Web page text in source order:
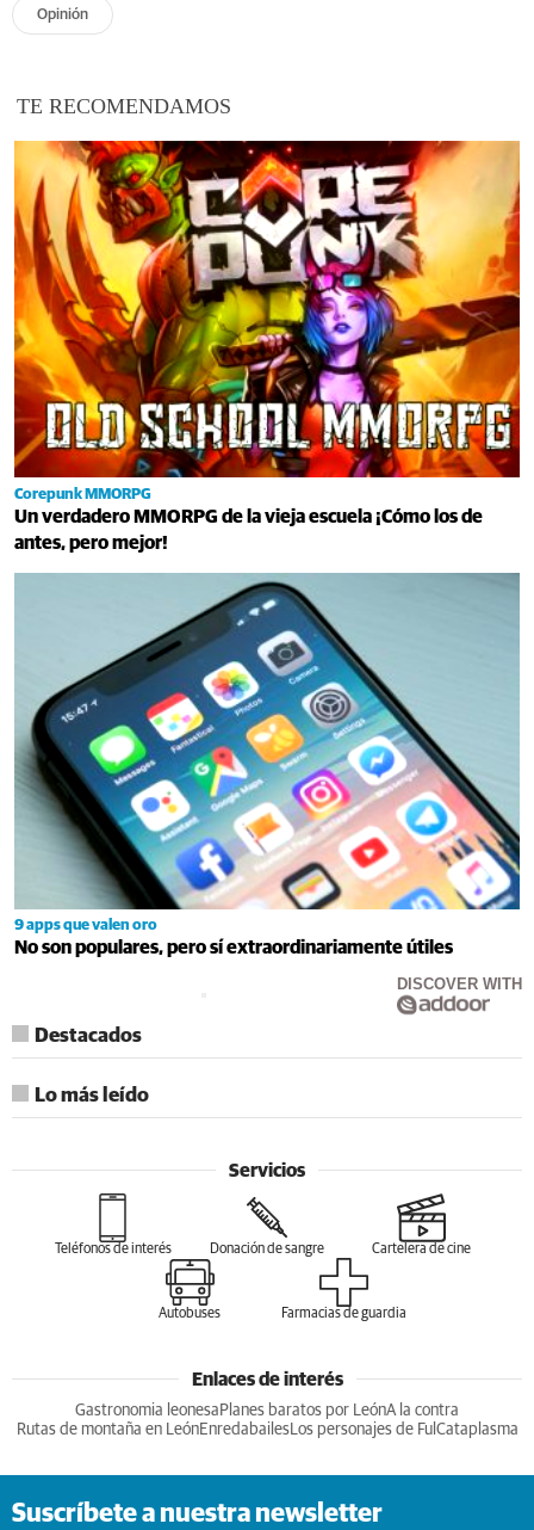
Opinión
TE RECOMENDAMOS
Corepunk MMORPG
Un verdadero MMORPG de la vieja escuela ¡Cómo los de
antes, pero mejor!
9 apps que valen oro
No son populares, pero sí extraordinariamente útiles
DISCOVER WITH
Destacados
Lo más leído
Servicios
Teléfonos de interés Donación de sangre Cartelera de cine
Autobuses Farmacias de guardia
Enlaces de interés
Gastronomia leonesa Planes baratos por LeónA la contra
Rutas de montaña en LeónEnredabailesLos personajes de Ful Cataplasma
Suscríbete a nuestra newsletter